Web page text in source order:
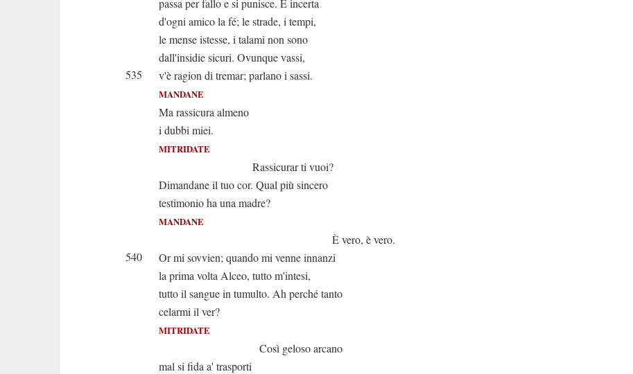
passa per fallo e si punisce. È incerta
d'ogni amico la fé; le strade, i tempi,
le mense istesse, i talami non sono
dall'insidie sicuri. Ovunque vassi,
535
v'è ragion di tremar; parlano i sassi.
MANDANE
Ma rassicura almeno
i dubbi miei.
MITRIDATE
Rassicurar ti vuoi?
Dimandane il tuo cor. Qual più sincero
testimonio ha una madre?
MANDANE
È vero, è vero.
540
Or mi sovvien; quando mi venne innanzi
la prima volta Alceo, tutto m'intesi,
tutto il sangue in tumulto. Ah perché tanto
celarmi il ver?
MITRIDATE
Così geloso arcano
mal si fida a' trasporti